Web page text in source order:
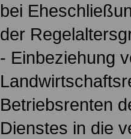
bei
der
- Einbeziehung
Betriebsrenten
Dienstes in die